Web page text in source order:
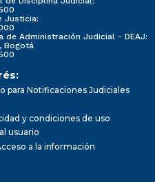
Justicia:
de Administración Judicial - DEAJ:
Bogotá
para Notificaciones Judiciales
y condiciones de uso
usuario
a la información